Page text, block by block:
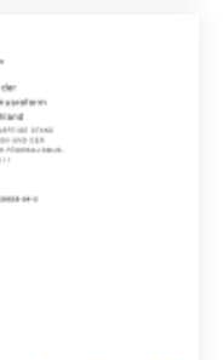
Faktor
auch mit den
auseinander.
zuletzt, da er
dem
Konrad-
dieser Studie
wird.